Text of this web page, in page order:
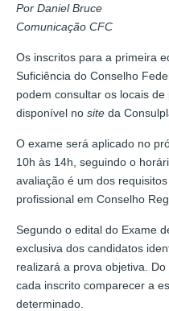
Por Daniel Bruce
Comunicação CFC
Os inscritos para a primeira
Suficiência do Conselho
podem consultar os locais
disponível no site da
O exame será aplicado no
10h às 14h, seguindo o
avaliação é um dos
profissional em Conselho
Segundo o edital do Exame
exclusiva dos candidatos
realizará a prova objetiva.
cada inscrito comparecer a
determinado.